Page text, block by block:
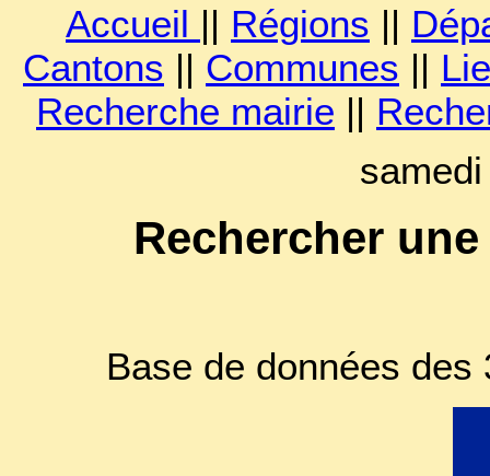
Accueil || Régions ||
Cantons || Communes ||
Recherche mairie ||
Rechercher
Base de données